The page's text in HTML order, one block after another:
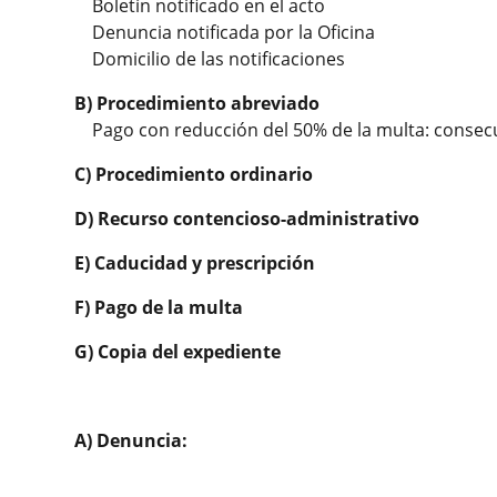
Boletín notificado en el acto
Denuncia notificada por la Oficina
Domicilio de las notificaciones
B) Procedimiento abreviado
Pago con reducción del 50% de la multa:
C) Procedimiento ordinario
D) Recurso contencioso-administrativo
E) Caducidad y prescripción
F) Pago de la multa
G) Copia del expediente
A) Denuncia: